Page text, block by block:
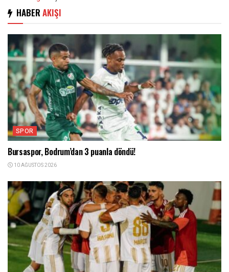
HABER AKIŞI
SPOR
Bursaspor, Bodrum’dan 3 puanla döndü!
10 AĞUSTOS 2026